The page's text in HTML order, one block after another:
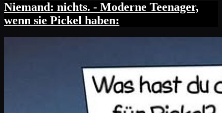
Niemand: nichts. - Moderne Teenager,
wenn sie Pickel haben: